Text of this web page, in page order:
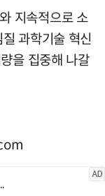
지속적으로 소
과학기술 혁신
을 집중해 나갈